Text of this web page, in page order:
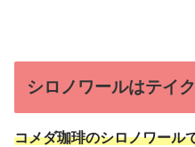
シロノワールはテイ
コメダ珈琲のシロノワール